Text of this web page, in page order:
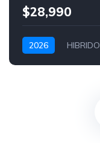
$28,990
2026 HIBRIDO